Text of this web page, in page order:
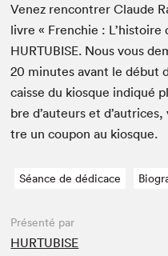
Venez ren­con­tr­er Claude
livre « Frenchie : L’his­toire
HUR­TUBISE. Nous vous
20 min­utes avant le début
caisse du kiosque indiqué
bre d’auteurs et
tre un coupon au kiosque.
Séance de dédicace
Présenté par
HURTUBISE